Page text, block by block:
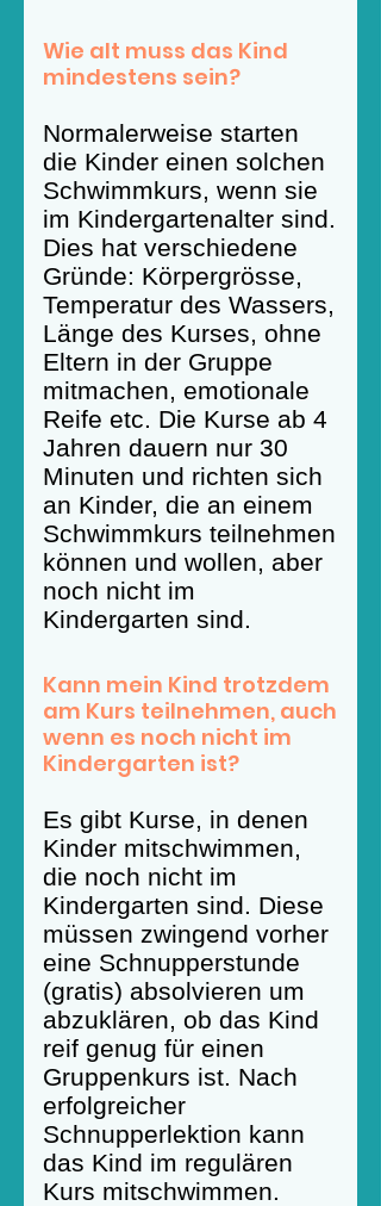
Wie alt muss das Kind
mindestens sein?
Normalerweise starten
die Kinder einen solchen
Schwimmkurs, wenn sie
im Kindergartenalter sind.
Dies hat verschiedene
Gründe: Körpergrösse,
Temperatur des Wassers,
Länge des Kurses, ohne
Eltern in der Gruppe
mitmachen, emotionale
Reife etc. Die Kurse ab 4
Jahren dauern nur 30
Minuten und richten sich
an Kinder, die an einem
Schwimmkurs teilnehmen
können und wollen, aber
noch nicht im
Kindergarten sind.
Kann mein Kind trotzdem
am Kurs teilnehmen, auch
wenn es noch nicht im
Kindergarten ist?
Es gibt Kurse, in denen
Kinder mitschwimmen,
die noch nicht im
Kindergarten sind. Diese
müssen zwingend vorher
eine Schnupperstunde
(gratis) absolvieren um
abzuklären, ob das Kind
reif genug für einen
Gruppenkurs ist. Nach
erfolgreicher
Schnupperlektion kann
das Kind im regulären
Kurs mitschwimmen.